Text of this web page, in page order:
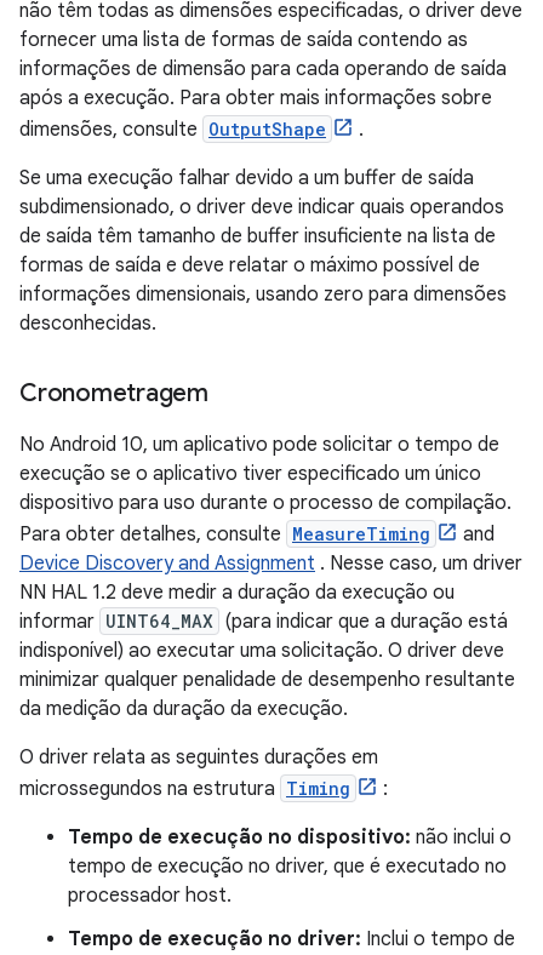
não têm todas as dimensões especificadas, o driver deve
fornecer uma lista de formas de saída contendo as
informações de dimensão para cada operando de saída
após a execução. Para obter mais informações sobre
dimensões, consulte OutputShape
.
Se uma execução falhar devido a um buffer de saída
subdimensionado, o driver deve indicar quais operandos
de saída têm tamanho de buffer insuficiente na lista de
formas de saída e deve relatar o máximo possível de
informações dimensionais, usando zero para dimensões
desconhecidas.
Cronometragem
No Android 10, um aplicativo pode solicitar o tempo de
execução se o aplicativo tiver especificado um único
dispositivo para uso durante o processo de compilação.
Para obter detalhes, consulte MeasureTiming
and
Device Discovery and Assignment . Nesse caso, um driver
NN HAL 1.2 deve medir a duração da execução ou
informar UINT64_MAX (para indicar que a duração está
indisponível) ao executar uma solicitação. O driver deve
minimizar qualquer penalidade de desempenho resultante
da medição da duração da execução.
O driver relata as seguintes durações em
microssegundos na estrutura Timing
:
Tempo de execução no dispositivo: não inclui o
tempo de execução no driver, que é executado no
processador host.
Tempo de execução no driver: Inclui o tempo de